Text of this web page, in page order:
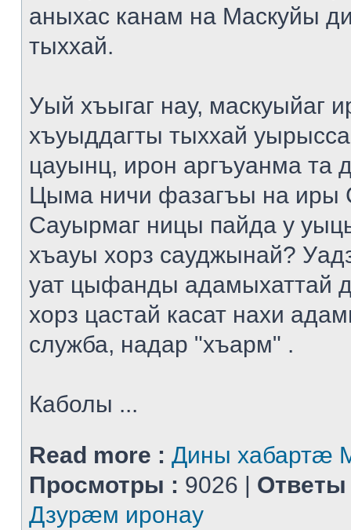
аныхас канам на Маскуйы
тыххай.
Уый хъыгаг нау, маскуыйаг
хъуыддагты тыххай
цауынц, ирон аргъуанма та
Цыма ничи фазагъы на иры
Сауырмаг ницы пайда у
хъауы хорз сауджынай?
уат цыфанды адамыхаттай
хорз цастай касат нахи
служба, надар "хъарм" .
Каболы ...
Read more : Дины хабартæ
Просмотры : 9026 | Ответы
Дзурæм иронау